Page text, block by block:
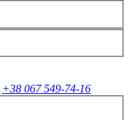
+38 067 549-74-16